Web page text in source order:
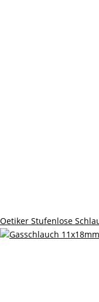
Oetiker Stufenlose